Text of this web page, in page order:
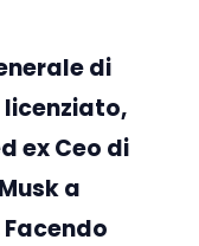
di
ex Ceo di
a